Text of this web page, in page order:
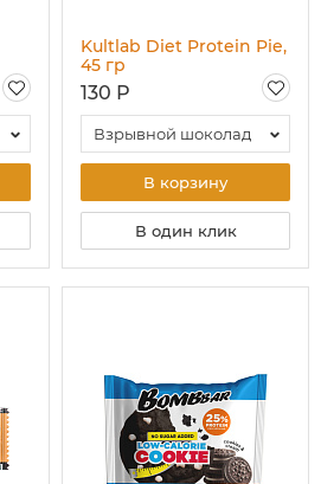
Kultlab Diet Protein Pie,
45 гр
130 Р
Взрывной шоколад
В корзину
В один клик